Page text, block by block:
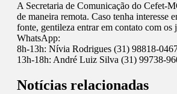
A Secretaria de Comunicação do Cefet-
de maneira remota. Caso tenha interesse
fonte, gentileza entrar em contato com os
WhatsApp:
8h-13h: Nívia Rodrigues (31) 98818-
13h-18h: André Luiz Silva (31) 99738-
Notícias relacionadas